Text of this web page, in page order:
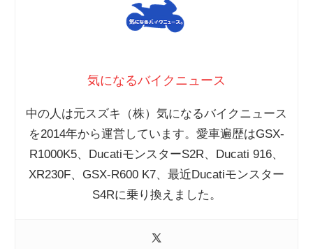
気になるバイクニュース
中の人は元スズキ（株）気になるバイクニュース
を2014年から運営しています。愛車遍歴はGSX-
R1000K5、DucatiモンスターS2R、Ducati 916、
XR230F、GSX-R600 K7、最近Ducatiモンスター
S4Rに乗り換えました。